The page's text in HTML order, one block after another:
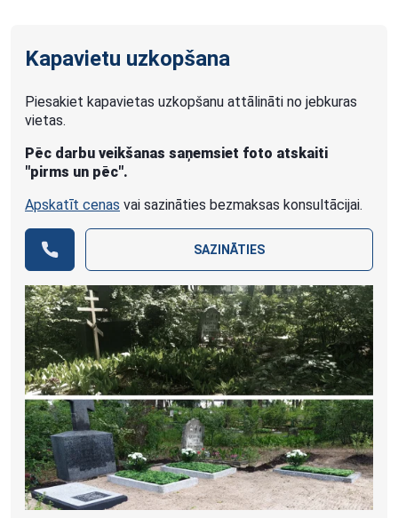
Kapavietu uzkopšana
Piesakiet kapavietas uzkopšanu attālināti no jebkuras
vietas.
Pēc darbu veikšanas saņemsiet foto atskaiti
"pirms un pēc".
Apskatīt cenas vai sazināties bezmaksas konsultācijai.
SAZINĀTIES